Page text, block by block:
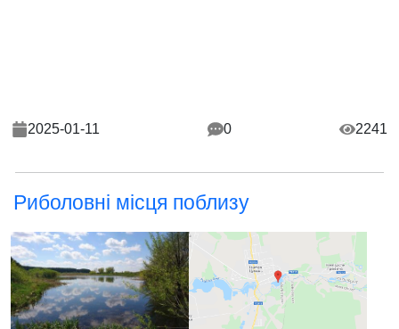
2025-01-11 0 2241
Риболовні місця поблизу